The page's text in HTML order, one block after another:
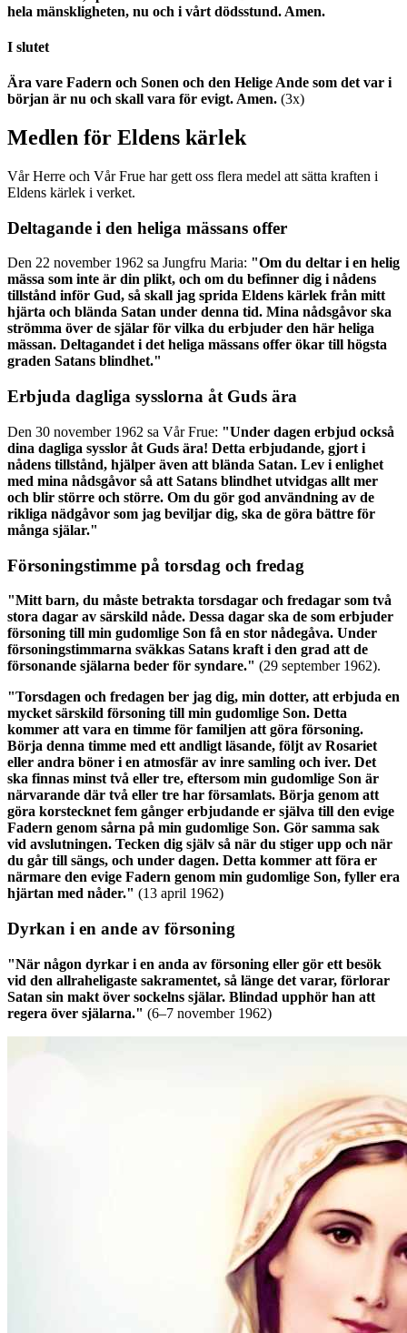
hela mänskligheten, nu och i vårt dödsstund. Amen.
I slutet
Ära vare Fadern och Sonen och den Helige Ande som det var i
början är nu och skall vara för evigt. Amen. (3x)
Medlen för Eldens kärlek
Vår Herre och Vår Frue har gett oss flera medel att sätta kraften i
Eldens kärlek i verket.
Deltagande i den heliga mässans offer
Den 22 november 1962 sa Jungfru Maria: "Om du deltar i en helig
mässa som inte är din plikt, och om du befinner dig i nådens
tillstånd inför Gud, så skall jag sprida Eldens kärlek från mitt
hjärta och blända Satan under denna tid. Mina nådsgåvor ska
strömma över de själar för vilka du erbjuder den här heliga
mässan. Deltagandet i det heliga mässans offer ökar till högsta
graden Satans blindhet."
Erbjuda dagliga sysslorna åt Guds ära
Den 30 november 1962 sa Vår Frue: "Under dagen erbjud också
dina dagliga sysslor åt Guds ära! Detta erbjudande, gjort i
nådens tillstånd, hjälper även att blända Satan. Lev i enlighet
med mina nådsgåvor så att Satans blindhet utvidgas allt mer
och blir större och större. Om du gör god användning av de
rikliga nädgåvor som jag beviljar dig, ska de göra bättre för
många själar."
Försoningstimme på torsdag och fredag
"Mitt barn, du måste betrakta torsdagar och fredagar som två
stora dagar av särskild nåde. Dessa dagar ska de som erbjuder
försoning till min gudomlige Son få en stor nådegåva. Under
försoningstimmarna sväkkas Satans kraft i den grad att de
försonande själarna beder för syndare." (29 september 1962).
"Torsdagen och fredagen ber jag dig, min dotter, att erbjuda en
mycket särskild försoning till min gudomlige Son. Detta
kommer att vara en timme för familjen att göra försoning.
Börja denna timme med ett andligt läsande, följt av Rosariet
eller andra böner i en atmosfär av inre samling och iver. Det
ska finnas minst två eller tre, eftersom min gudomlige Son är
närvarande där två eller tre har församlats. Börja genom att
göra korstecknet fem gånger erbjudande er själva till den evige
Fadern genom sårna på min gudomlige Son. Gör samma sak
vid avslutningen. Tecken dig själv så när du stiger upp och när
du går till sängs, och under dagen. Detta kommer att föra er
närmare den evige Fadern genom min gudomlige Son, fyller era
hjärtan med nåder." (13 april 1962)
Dyrkan i en ande av försoning
"När någon dyrkar i en anda av försoning eller gör ett besök
vid den allraheligaste sakramentet, så länge det varar, förlorar
Satan sin makt över sockelns själar. Blindad upphör han att
regera över själarna." (6–7 november 1962)